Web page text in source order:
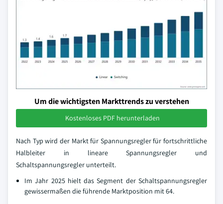
Um die wichtigsten Markttrends zu verstehen
Kostenloses PDF herunterladen
Nach Typ wird der Markt für Spannungsregler für fortschrittliche
Halbleiter in lineare Spannungsregler und
Schaltspannungsregler unterteilt.
Im Jahr 2025 hielt das Segment der Schaltspannungsregler
gewissermaßen die führende Marktposition mit 64.